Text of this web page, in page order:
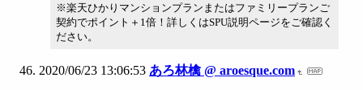
※楽天ひかりマンションプランまたはファミリープランご
契約でポイント＋1倍！詳しくはSPU説明ページをご確認く
ださい。
2020/06/23 13:06:53 あろ林檎 @ aroesque.com